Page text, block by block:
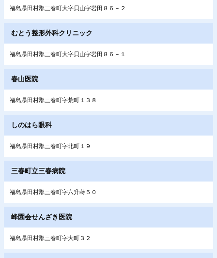
福島県田村郡三春町大字貝山字岩田８６－２
むとう整形外科クリニック
福島県田村郡三春町大字貝山字岩田８６－１
春山医院
福島県田村郡三春町字荒町１３８
しのはら眼科
福島県田村郡三春町字北町１９
三春町立三春病院
福島県田村郡三春町字六升蒔５０
峰園会せんざき医院
福島県田村郡三春町字大町３２